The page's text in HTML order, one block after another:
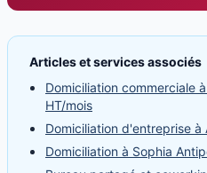
Articles et services associés
Domiciliation commerciale
HT/mois
Domiciliation d'entreprise
Domiciliation à Sophia